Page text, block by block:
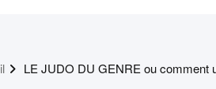
LE JUDO DU GENRE ou comment